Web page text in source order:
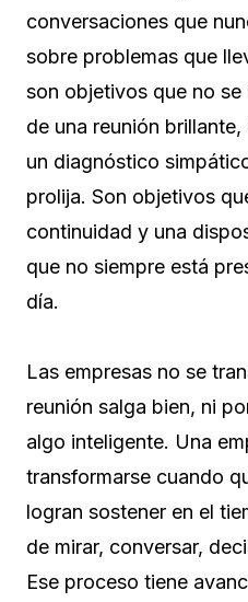
conversaciones que
sobre problemas que
son objetivos que no
de una reunión
un diagnóstico
prolija. Son objetivos
continuidad y una
que no siempre está
día.
Las empresas no se
reunión salga bien, ni
algo inteligente. Una
transformarse cuando
logran sostener en el
de mirar, conversar,
Ese proceso tiene